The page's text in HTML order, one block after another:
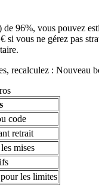
96%, vous pouvez
vous ne gérez pas
recalculez :
code
retrait
mises
les limites